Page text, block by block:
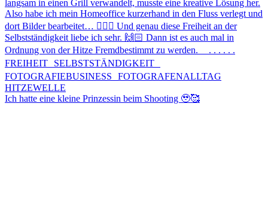
Ich hatte eine kleine Prinzessin beim Shooting 🥹🥰